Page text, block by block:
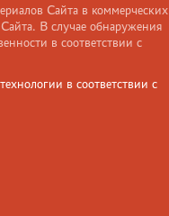
Сайта в коммерческих
В случае обнаружения
в соответствии с
в соответствии с